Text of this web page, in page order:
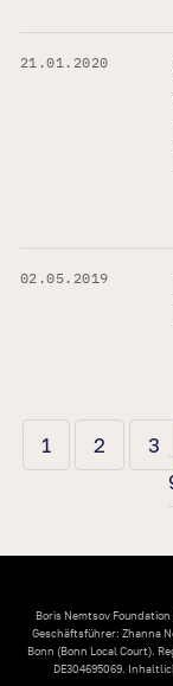
21.01.2020
02.05.2019
DER
1 2 3
Boris Nemtsov Foundation
Geschäftsführer: Zhanna
Bonn (Bonn Local Court).
DE304695069.